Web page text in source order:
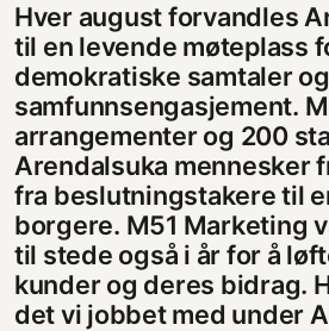
Hver august forvandles
til en levende møteplass
demokratiske samtaler og
samfunnsengasjement.
arrangementer og 200
Arendalsuka mennesker
fra beslutningstakere til
borgere. M51 Marketing
til stede også i år for å
kunder og deres bidrag.
det vi jobbet med under